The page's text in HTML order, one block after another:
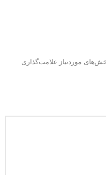
موردنیاز علامت‌گذاری